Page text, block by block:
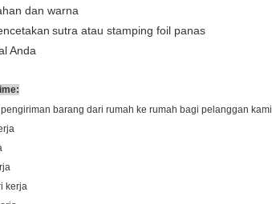
dan warna
sutra atau stamping foil panas
Anda
barang dari rumah ke rumah bagi pelanggan kami
kerja